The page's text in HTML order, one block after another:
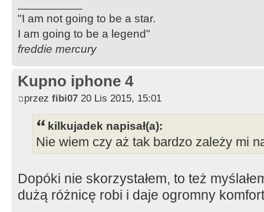
"I am not going to be a star.
I am going to be a legend"
freddie mercury
Kupno iphone 4
przez fibi07 20 Lis 2015, 15:01
kilkujadek napisał(a):
Nie wiem czy aż tak bardzo zależy mi
Dopóki nie skorzystałem, to też
dużą różnicę robi i daje ogromny